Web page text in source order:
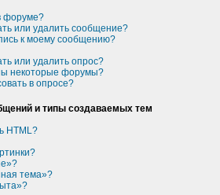
форуме?
или удалить сообщение?
к моему сообщению?
или удалить опрос?
некоторые форумы?
в опросе?
и типы создаваемых тем
HTML?
тема»?